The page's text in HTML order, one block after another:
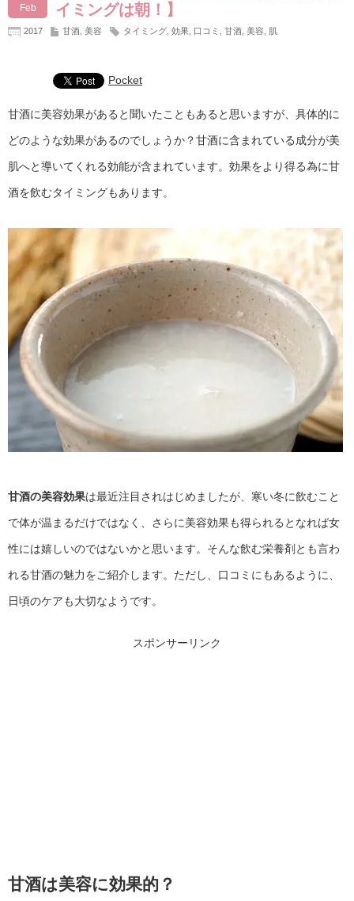
Feb
イミングは朝！】
2017 甘酒 美容 タイミング 効果 口コミ 甘酒 美容 肌
Pocket
甘酒に美容効果があると聞いたこともあると思いますが、具体的に
どのような効果があるのでしょうか？甘酒に含まれている成分が美
肌へと導いてくれる効能が含まれています。効果をより得る為に甘
酒を飲むタイミングもあります。
甘酒の美容効果は最近注目されはじめましたが、寒い冬に飲むこと
で体が温まるだけではなく、さらに美容効果も得られるとなれば女
性には嬉しいのではないかと思います。そんな飲む栄養剤とも言わ
れる甘酒の魅力をご紹介します。ただし、口コミにもあるように、
日頃のケアも大切なようです。
スポンサーリンク
甘酒は美容に効果的？